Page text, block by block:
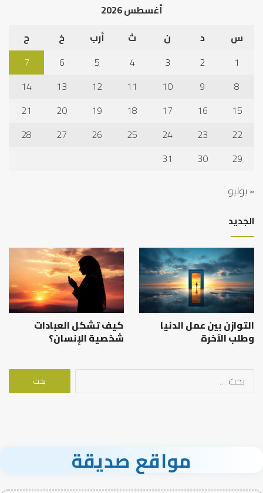
أغسطس 2026
س
د ن ث أرب خ
ج
1
2
3
4
5
6
7
8
9
10
11
12
13
14
15
16
17
18
19
20
21
22
23
24
25
26
27
28
29
30
31
« يوليو
الجديد
التوازن بين عمل الدنيا
وطلب الآخرة
كيف تشكل العبادات
شخصية الإنسان؟
البحث
مواقع صديقة